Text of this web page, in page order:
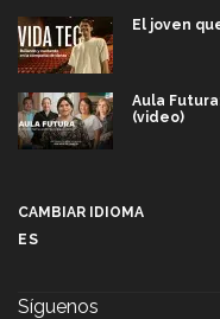
El joven
Aula
(video)
CAMBIAR IDIOMA
ES
Síguenos